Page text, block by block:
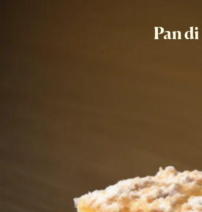
Pan